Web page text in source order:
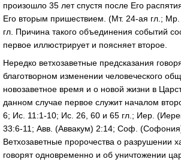
произошло 35 лет спустя после Его
Его вторым пришествием. (Мт. 24-ая гл.;
гл. Причина такого объединения событий
первое иллюстрирует и поясняет второе.
Нередко ветхозаветные предсказания
благотворном изменении человеческого
новозаветное время и о новой жизни в
данном случае первое служит началом
6; Ис. 11:1-10; Ис. 26, 60 и 65 гл.; Иер.
33:6-11; Авв. (Аввакум) 2:14; Соф.
Ветхозаветные пророчества о разрушении
говорят одновременно и об уничтожении